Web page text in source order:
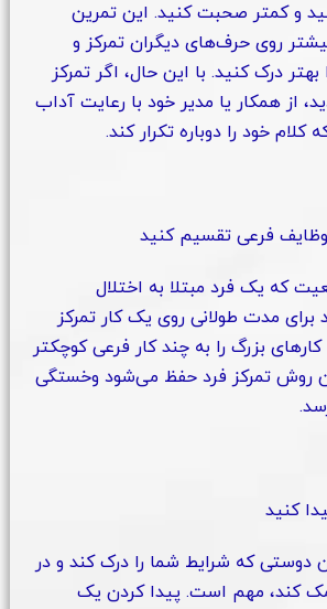
و کمتر صحبت کنید. این تمرین
روی حرف‌های دیگران تمرکز و
درک کنید. با این حال، اگر تمرکز
از همکار یا مدیر خود با رعایت آداب
خود را دوباره تکرار کند.
فرعی تقسیم کنید
که یک فرد مبتلا به اختلال
برای مدت طولانی روی یک کار تمرکز
بزرگ را به چند کار فرعی کوچکتر
روش تمرکز فرد حفظ می‌شود وخستگی
کنید
دوستی که شرایط شما را درک کند و در
کند، مهم است. پیدا کردن یک